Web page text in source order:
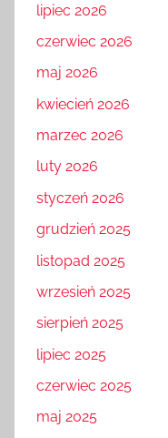
lipiec 2026
czerwiec 2026
maj 2026
kwiecień 2026
marzec 2026
luty 2026
styczeń 2026
grudzień 2025
listopad 2025
wrzesień 2025
sierpień 2025
lipiec 2025
czerwiec 2025
maj 2025